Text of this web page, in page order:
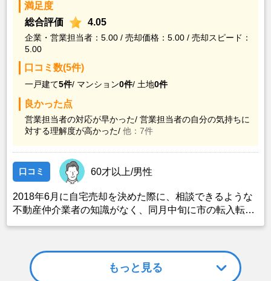
満足度
総合評価
4.05
企業・営業担当者：5.00 / 売却価格：5.00 / 売却スピード：
5.00
口コミ数(5件)
一戸建て5件/ マンション0件/ 土地0件
良かった点
営業担当者の対応が早かった/ 営業担当者の自分の気持ちに
対する理解度が高かった/ 他：7件
口コミ 60才以上/男性
2018年6月に自宅売却を決めた際に、相談できるような
不動産仲介業者の知識がなく、同月中旬に市の転入転居
相談し、下旬に相談室より紹介を受けた不動産会社と顔
域の状況もよくわかっていただいてており、また対応も
早かったので、売却希望の自宅を下見していただいた上
で7月初旬に仲介契約を結んだ。
もっと見る